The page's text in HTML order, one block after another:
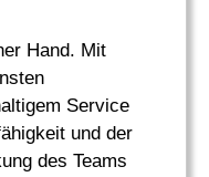
Hand. Mit
Service
und der
des Teams